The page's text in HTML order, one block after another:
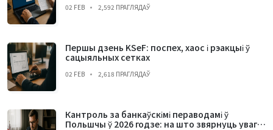
02 FEB 2,592 ПРАГЛЯДАЎ
Першы дзень KSeF: поспех, хаос і рэакцыі ў
сацыяльных сетках
02 FEB 2,618 ПРАГЛЯДАЎ
Кантроль за банкаўскімі пераводамі ў
Польшчы ў 2026 годзе: на што звярнуць увагу і